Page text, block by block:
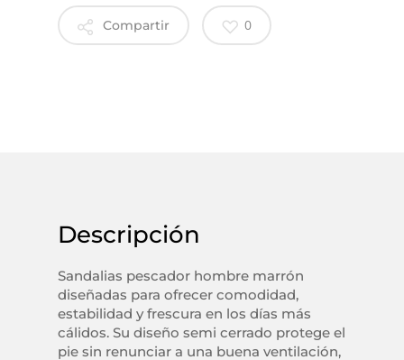
Compartir 0
Descripción
Sandalias pescador hombre marrón
diseñadas para ofrecer comodidad,
estabilidad y frescura en los días más
cálidos. Su diseño semi cerrado protege el
pie sin renunciar a una buena ventilación,